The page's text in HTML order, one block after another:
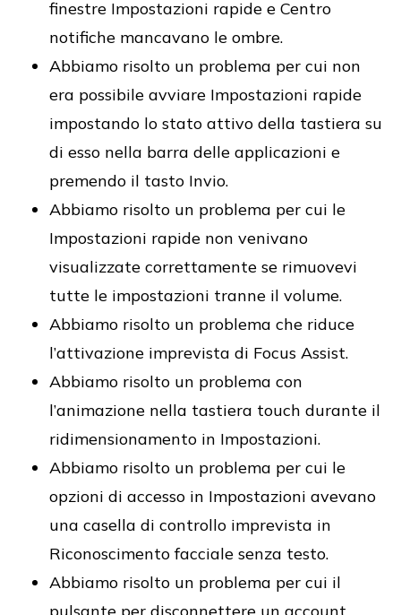
finestre Impostazioni rapide e Centro
notifiche mancavano le ombre.
Abbiamo risolto un problema per cui non
era possibile avviare Impostazioni rapide
impostando lo stato attivo della tastiera su
di esso nella barra delle applicazioni e
premendo il tasto Invio.
Abbiamo risolto un problema per cui le
Impostazioni rapide non venivano
visualizzate correttamente se rimuovevi
tutte le impostazioni tranne il volume.
Abbiamo risolto un problema che riduce
l’attivazione imprevista di Focus Assist.
Abbiamo risolto un problema con
l’animazione nella tastiera touch durante il
ridimensionamento in Impostazioni.
Abbiamo risolto un problema per cui le
opzioni di accesso in Impostazioni avevano
una casella di controllo imprevista in
Riconoscimento facciale senza testo.
Abbiamo risolto un problema per cui il